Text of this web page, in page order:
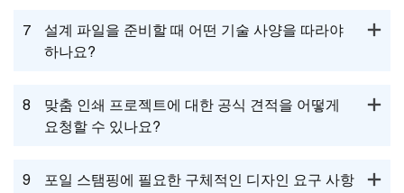
7
설계 파일을 준비할 때 어떤 기술 사양을 따라야
하나요?
8
맞춤 인쇄 프로젝트에 대한 공식 견적을 어떻게
요청할 수 있나요?
9
포일 스탬핑에 필요한 구체적인 디자인 요구 사항